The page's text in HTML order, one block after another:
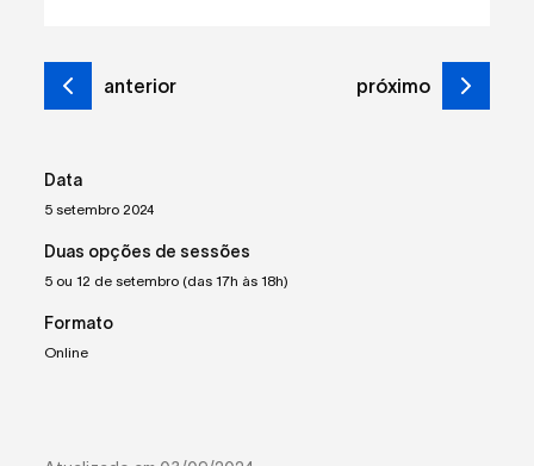
anterior próximo
Data
5 setembro 2024
Duas opções de sessões
5 ou 12 de setembro (das 17h às 18h)
Formato
Online